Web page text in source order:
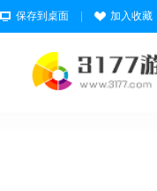
保存到桌面 加入收藏